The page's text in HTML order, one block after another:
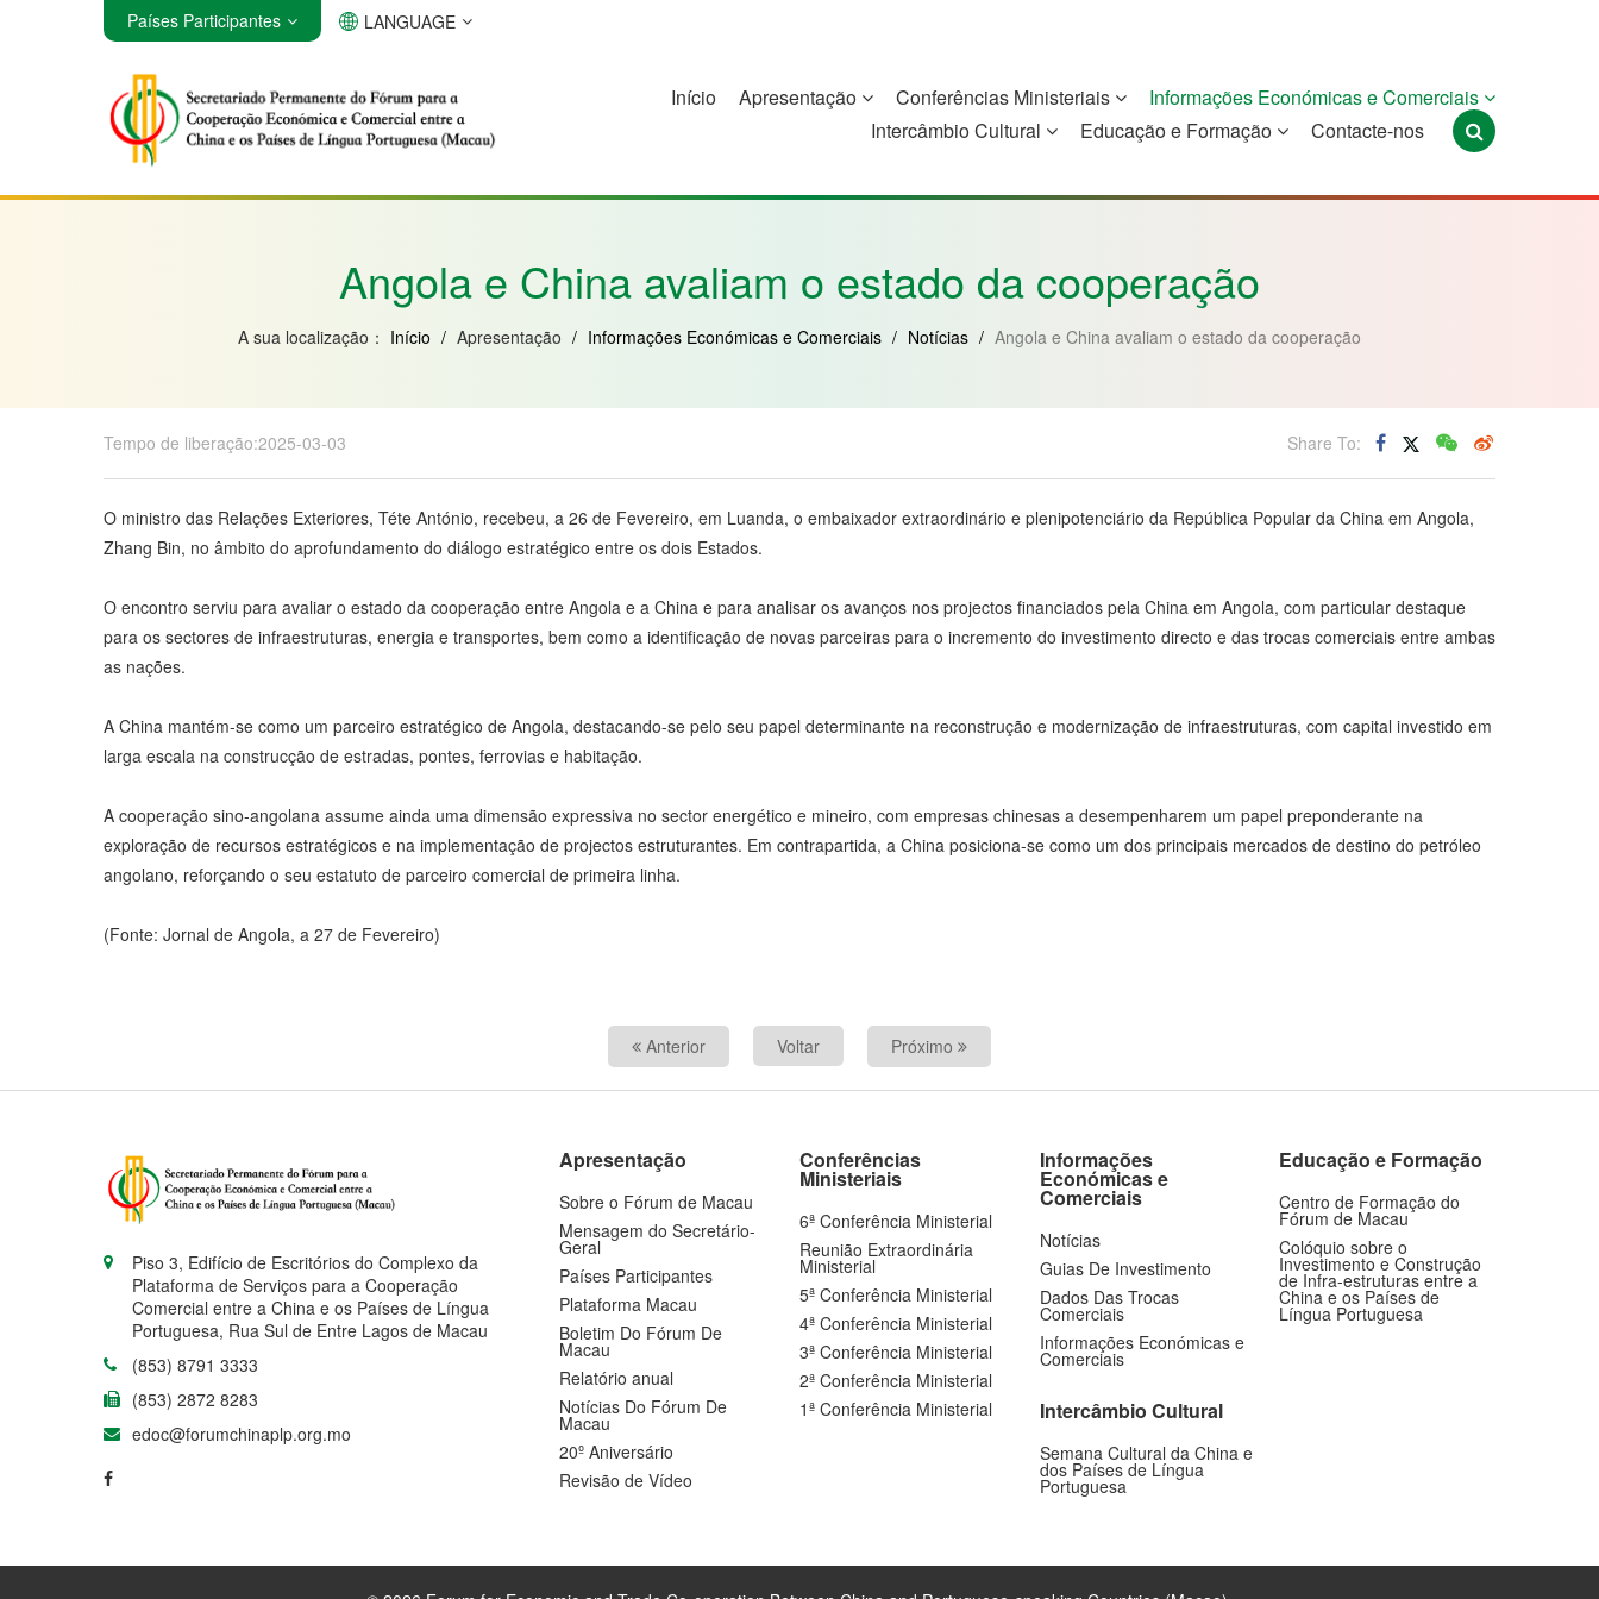
Angola Brasil Cabo Verde Guiné Equatorial Moçambique Portugal
São Tomé e
Timor-Leste
Países Participantes LANGUAGE
Início Apresentação Conferências Ministeriais
Informações Económicas e Comerciais
Intercâmbio Cultural
Educação e Formação Contacte-nos
Angola e China avaliam o estado da cooperação
A sua localização： Início / Apresentação / Informações Económicas e Comerciais / Notícias / Angola e China avaliam o estado da cooperação
Tempo de liberação:2025-03-03 Share To:
O ministro das Relações Exteriores, Téte António, recebeu, a 26 de Fevereiro, em Luanda, o embaixador extraordinário e plenipotenciário da República Popular da China em Angola,
Zhang Bin, no âmbito do aprofundamento do diálogo estratégico entre os dois Estados.
O encontro serviu para avaliar o estado da cooperação entre Angola e a China e para analisar os avanços nos projectos financiados pela China em Angola, com particular destaque
para os sectores de infraestruturas, energia e transportes, bem como a identificação de novas parceiras para o incremento do investimento directo e das trocas comerciais entre ambas
as nações.
A China mantém-se como um parceiro estratégico de Angola, destacando-se pelo seu papel determinante na reconstrução e modernização de infraestruturas, com capital investido em
larga escala na construcção de estradas, pontes, ferrovias e habitação.
A cooperação sino-angolana assume ainda uma dimensão expressiva no sector energético e mineiro, com empresas chinesas a desempenharem um papel preponderante na
exploração de recursos estratégicos e na implementação de projectos estruturantes. Em contrapartida, a China posiciona-se como um dos principais mercados de destino do petróleo
angolano, reforçando o seu estatuto de parceiro comercial de primeira linha.
(Fonte: Jornal de Angola, a 27 de Fevereiro)
Anterior Voltar Próximo
Piso 3, Edifício de Escritórios do Complexo da
Plataforma de Serviços para a Cooperação
Comercial entre a China e os Países de Língua
Portuguesa, Rua Sul de Entre Lagos de Macau
(853) 8791 3333
(853) 2872 8283
edoc@forumchinaplp.org.mo
Apresentação
Sobre o Fórum de Macau
Mensagem do Secretário-
Geral
Países Participantes
Plataforma Macau
Boletim Do Fórum De
Macau
Relatório anual
Notícias Do Fórum De
Macau
20º Aniversário
Revisão de Vídeo
Conferências
Ministeriais
6ª Conferência Ministerial
Reunião Extraordinária
Ministerial
5ª Conferência Ministerial
4ª Conferência Ministerial
3ª Conferência Ministerial
2ª Conferência Ministerial
1ª Conferência Ministerial
Informações
Económicas e
Comerciais
Notícias
Guias De Investimento
Dados Das Trocas
Comerciais
Informações Económicas e
Comerciais
Intercâmbio Cultural
Semana Cultural da China e
dos Países de Língua
Portuguesa
Educação e Formação
Centro de Formação do
Fórum de Macau
Colóquio sobre o
Investimento e Construção
de Infra-estruturas entre a
China e os Países de
Língua Portuguesa